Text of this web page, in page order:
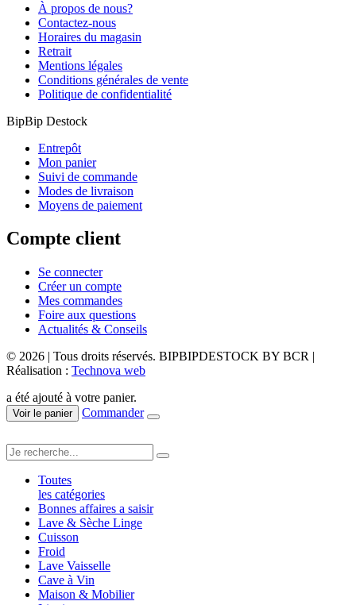
À propos de nous?
Contactez-nous
Horaires du magasin
Retrait
Mentions légales
Conditions générales de vente
Politique de confidentialité
BipBip Destock
Entrepôt
Mon panier
Suivi de commande
Modes de livraison
Moyens de paiement
Compte client
Se connecter
Créer un compte
Mes commandes
Foire aux questions
Actualités & Conseils
© 2026 | Tous droits réservés. BIPBIPDESTOCK BY BCR |
Réalisation : Technova web
a été ajouté à votre panier.
Voir le panier Commander
Toutes
les catégories
Bonnes affaires a saisir
Lave & Sèche Linge
Cuisson
Froid
Lave Vaisselle
Cave à Vin
Maison & Mobilier